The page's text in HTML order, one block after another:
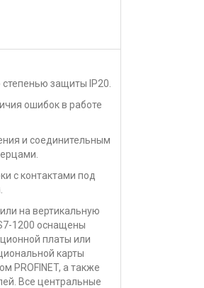
степенью защиты IP20.
ошибок в работе
и соединительным
с контактами под
на вертикальную
1200 оснащены
платы или
карты
PROFINET, а также
Все центральные